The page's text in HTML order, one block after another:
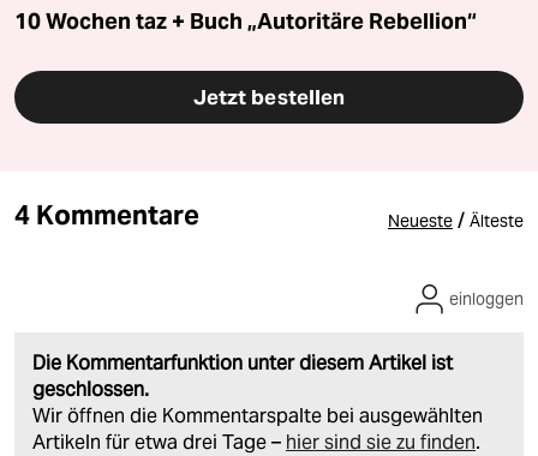
10 Wochen taz + Buch „Autoritäre Rebellion“
Jetzt bestellen
4 Kommentare Neueste / Älteste
Die Kommentarfunktion unter diesem Artikel ist
geschlossen.
Wir öffnen die Kommentarspalte bei ausgewählten
Artikeln für etwa drei Tage – hier sind sie zu finden.
einloggen